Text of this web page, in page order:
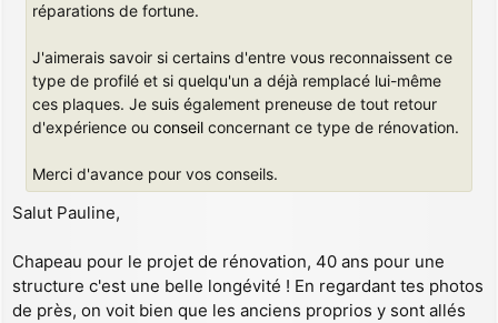
réparations de fortune.
J'aimerais savoir si certains d'entre vous reconnaissent ce
type de profilé et si quelqu'un a déjà remplacé lui-même
ces plaques. Je suis également preneuse de tout retour
d'expérience ou conseil concernant ce type de rénovation.
Merci d'avance pour vos conseils.
Salut Pauline,
Chapeau pour le projet de rénovation, 40 ans pour une
structure c'est une belle longévité ! En regardant tes photos
de près, on voit bien que les anciens proprios y sont allés